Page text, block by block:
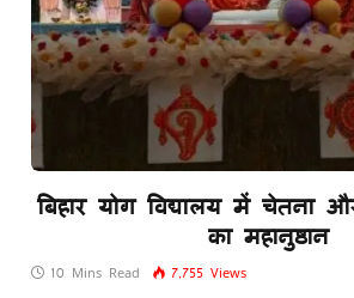
बिहार योग विद्यालय में चेतना
का महानुष्ठान
10 Mins Read 7,755 Views